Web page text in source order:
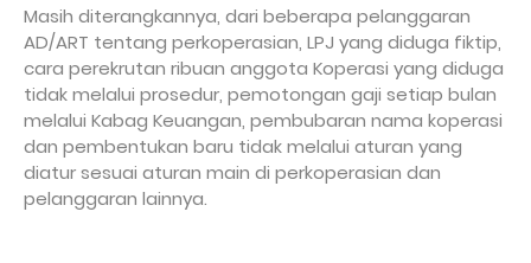
Masih diterangkannya, dari beberapa pelanggaran
AD/ART tentang perkoperasian, LPJ yang diduga fiktip,
cara perekrutan ribuan anggota Koperasi yang diduga
tidak melalui prosedur, pemotongan gaji setiap bulan
melalui Kabag Keuangan, pembubaran nama koperasi
dan pembentukan baru tidak melalui aturan yang
diatur sesuai aturan main di perkoperasian dan
pelanggaran lainnya.